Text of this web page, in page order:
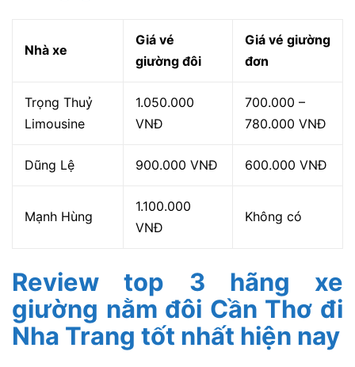
Nhà xe
Giá vé
giường đôi
Giá vé giường
đơn
Trọng Thuỷ
Limousine
1.050.000
VNĐ
700.000 –
780.000 VNĐ
Dũng Lệ 900.000 VNĐ 600.000 VNĐ
Mạnh Hùng
1.100.000
VNĐ
Không có
Review top 3 hãng xe
giường nằm đôi Cần Thơ đi
Nha Trang tốt nhất hiện nay